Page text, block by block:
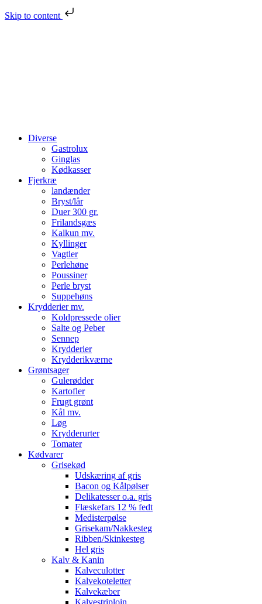
Skip to content
Diverse
Gastrolux
Ginglas
Kødkasser
Fjerkræ
landænder
Bryst/lår
Duer 300 gr.
Frilandsgæs
Kalkun mv.
Kyllinger
Vagtler
Perlehøne
Poussiner
Perle bryst
Suppehøns
Krydderier mv.
Koldpressede olier
Salte og Peber
Sennep
Krydderier
Krydderikværne
Grøntsager
Gulerødder
Kartofler
Frugt grønt
Kål mv.
Løg
Krydderurter
Tomater
Kødvarer
Grisekød
Udskæring af gris
Bacon og Kålpølser
Delikatesser o.a. gris
Flæskefars 12 % fedt
Medisterpølse
Grisekam/Nakkesteg
Ribben/Skinkesteg
Hel gris
Kalv & Kanin
Kalveculotter
Kalvekoteletter
Kalvekæber
Kalvestriploin